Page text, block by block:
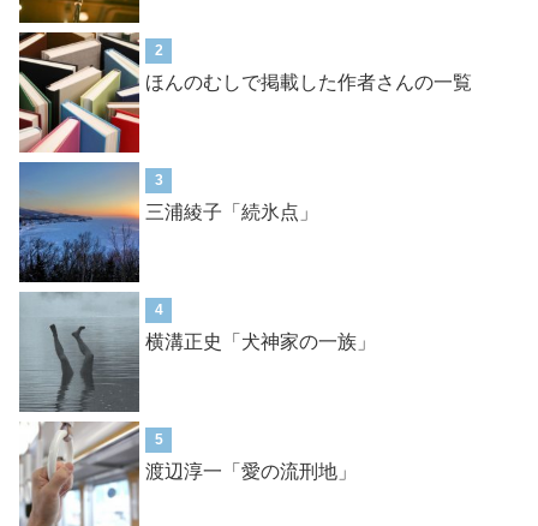
2
ほんのむしで掲載した作者さんの一覧
3
三浦綾子「続氷点」
4
横溝正史「犬神家の一族」
5
渡辺淳一「愛の流刑地」